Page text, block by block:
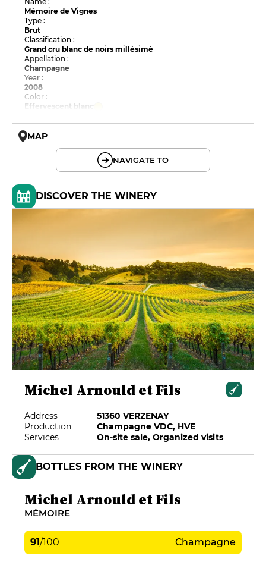
Mémoire de Vignes
Type :
Brut
Classification :
Grand cru blanc de noirs millésimé
Appellation :
Champagne
Year :
2008
Color :
Effervescent blanc
MAP
NAVIGATE TO
DISCOVER THE WINERY
Michel Arnould et Fils
Address
51360 VERZENAY
Production
Champagne VDC, HVE
Services
On-site sale, Organized visits
BOTTLES FROM THE WINERY
Michel Arnould et Fils
MÉMOIRE
91/100 Champagne